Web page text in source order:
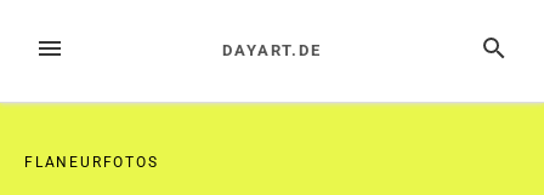
InhaltMENÜ SUCHE
DAYART.DE
FLANEURFOTOS